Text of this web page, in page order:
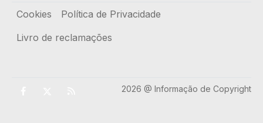
Rodapé
Cookies
Política de Privacidade
Livro de reclamações
2026 @ Informação de Copyright